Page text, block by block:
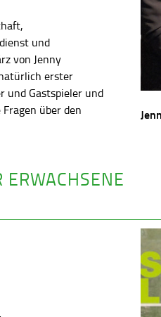
und
von Jenny
erster
und Gastspieler und
über den
ERWACHSENE